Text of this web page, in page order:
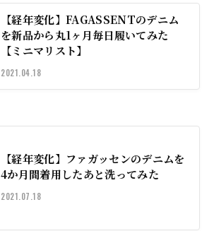
【経年変化】FAGASSENTのデニム
を新品から丸1ヶ月毎日履いてみた
【ミニマリスト】
2021.04.18
【経年変化】ファガッセンのデニムを
4か月間着用したあと洗ってみた
2021.07.18